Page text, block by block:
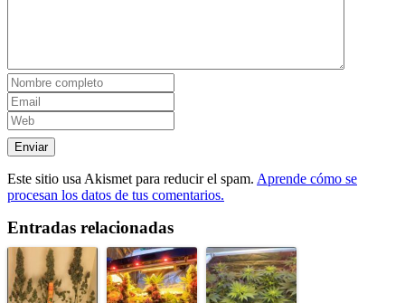
Este sitio usa Akismet para reducir el spam. Aprende cómo se
procesan los datos de tus comentarios.
Entradas relacionadas